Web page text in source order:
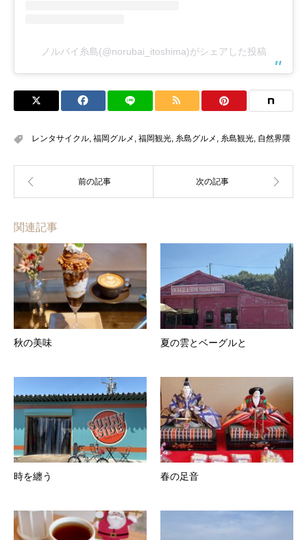
ノルバイ糸島(@norubai_itoshima)がシェアした投稿
レンタサイクル, 福岡グルメ , 福岡観光, 糸島グルメ , 糸島観光, 自然界隈
関連記事
秋の美味 夏の雲とベーグルと
時を纏う 春の足音